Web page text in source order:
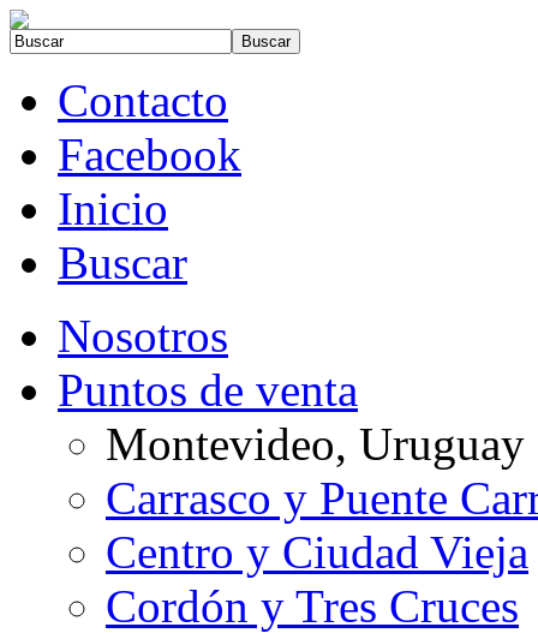
Contacto
Facebook
Inicio
Buscar
Nosotros
Puntos de venta
Montevideo, Uruguay
Carrasco y Puente
Centro y Ciudad Vieja
Cordón y Tres Cruces